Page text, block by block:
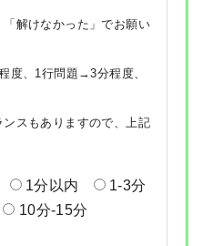
解けなかった」でお願い
度、1行問題→3分程度、
スもありますので、上記
1分以内
1-3分
10分-15分